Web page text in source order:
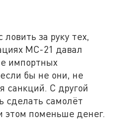
за руку тех,
МС-21 давал
импортных
бы не они, не
санкций. С другой
сделать самолёт
этом поменьше денег.